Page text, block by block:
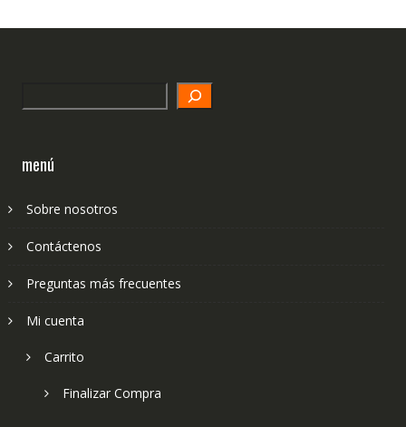
menú
Sobre nosotros
Contáctenos
Preguntas más frecuentes
Mi cuenta
Carrito
Finalizar Compra